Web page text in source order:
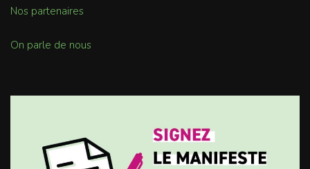
Nos partenaires
On parle de nous